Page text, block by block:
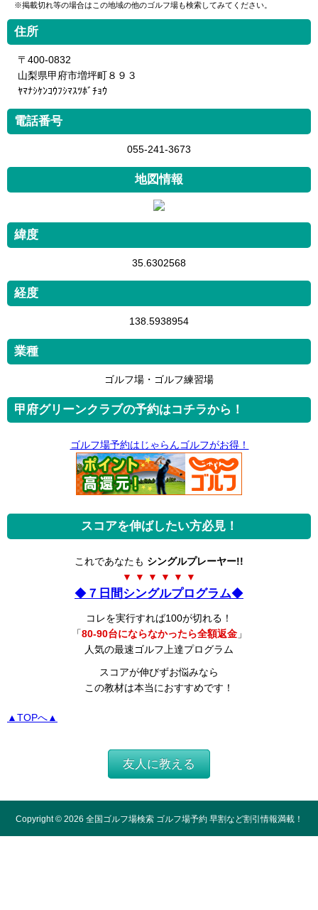
※掲載切れ等の場合はこの地域の他のゴルフ場も検索してみてください。
住所
〒400-0832
山梨県甲府市増坪町８９３
ﾔﾏﾅｼｹﾝｺｳﾌｼﾏｽﾂﾎﾞﾁｮｳ
電話番号
055-241-3673
地図情報
緯度
35.6302568
経度
138.5938954
業種
ゴルフ場・ゴルフ練習場
甲府グリーンクラブの予約はコチラから！
ゴルフ場予約はじゃらんゴルフがお得！
スコアを伸ばしたい方必見！
これであなたも シングルプレーヤー!!
▼ ▼ ▼ ▼ ▼ ▼
◆ ７日間シングルプログラム◆
コレを実行すれば100が切れる！
「80-90台にならなかったら全額返金」
人気の最速ゴルフ上達プログラム
スコアが伸びずお悩みなら
この教材は本当におすすめです！
▲TOPへ▲
友人に教える
Copyright © 2026 全国ゴルフ場検索 ゴルフ場予約 早割など割引情報満載！